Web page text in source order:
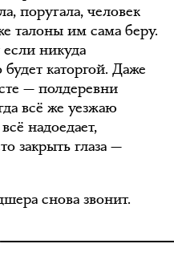
поругала, человек
талоны им сама беру.
никуда
каторгой. Даже
— полдеревни
всё же уезжаю
надоедает,
закрыть глаза —
снова звонит.